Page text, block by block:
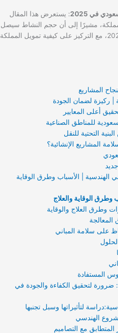
في 2025
: يستعرض هذا المقال
مشيرًا إلى أن حجم النشاط سيصل
إلى تريليون ريال سنويًا بحلول عام 2025، مع التركيز على كيفية تمويل المملكة
المشاريع
| ركيزة لضمان الجودة
أعلى المعايير
للمناطق الصناعية
التحتية للنقل
المشاريع الإنشائية؟
الهندسية | الأسباب وطرق الوقاية
وطرق الوقاية والعلاج
وطرق العلاج والوقاية
المعالجة
على سلامة المباني
المستفادة
ضرورة لتحقيق الكفاءة والجودة في
لتأثيراتها وسبل تجنبها
الهندسي
المتطابق مع التصاميم